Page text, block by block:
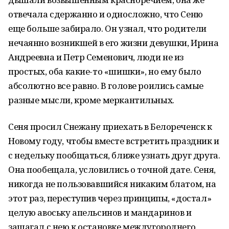
отвечала сдержанно и односложно, что Сеню
еще больше забирало. Он узнал, что родители
нечаянно возникшей в его жизни девушки, Ирина
Андреевна и Петр Семенович, люди не из
простых, оба какие-то «шишки», но ему было
абсолютно все равно. В голове роились самые
разные мысли, кроме меркантильных.
Сеня просил Снежану приехать в Белореченск к
Новому году, чтобы вместе встретить праздник и
с недельку пообщаться, ближе узнать друг друга.
Она пообещала, условились о точной дате. Сеня,
никогда не пользовавшийся никаким блатом, на
этот раз, переступив через принципы, «достал»
целую авоську апельсинов и мандаринов и